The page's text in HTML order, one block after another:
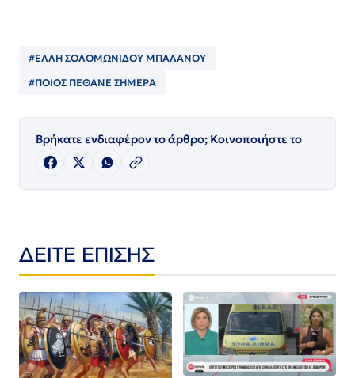
#ΕΛΛΗ ΣΟΛΟΜΩΝΙΔΟΥ ΜΠΑΛΑΝΟΥ
#ΠΟΙΟΣ ΠΈΘΑΝΕ ΣΗΜΕΡΑ
Βρήκατε ενδιαφέρον το άρθρο; Κοινοποιήστε το
ΔΕΙΤΕ ΕΠΙΣΗΣ